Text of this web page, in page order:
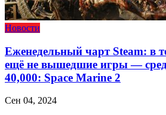
Новости
Еженедельный чарт Steam: в
ещё не вышедшие игры —
40,000: Space Marine 2
Сен 04, 2024